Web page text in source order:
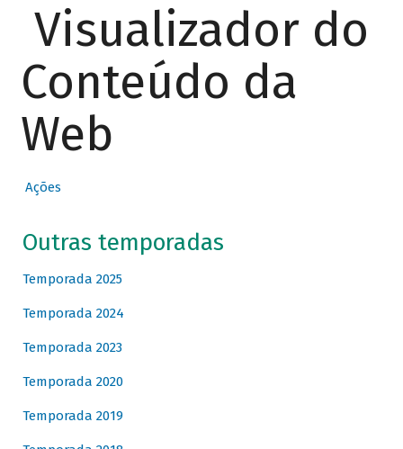
Visualizador do
Conteúdo da
Web
Ações
Outras temporadas
Temporada 2025
Temporada 2024
Temporada 2023
Temporada 2020
Temporada 2019